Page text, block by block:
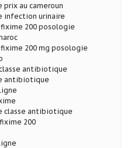
au cameroun
infection urinaire
200 posologie
200 mg posologie
antibiotique
antibiotique
classe antibiotique
200